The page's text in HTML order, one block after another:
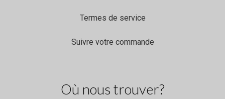
Termes de service
Suivre votre commande
Où nous trouver?